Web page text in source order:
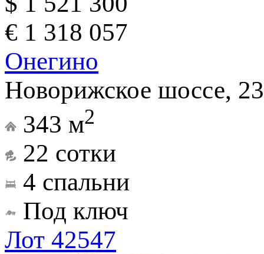
€ 1 318 057
Онегино
Новорижское шоссе,
343 м2
22 сотки
4 спальни
Под ключ
Лот 42547